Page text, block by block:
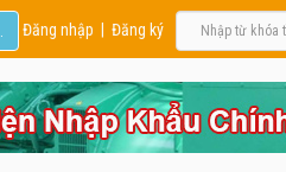
Đăng nhập Đăng ký